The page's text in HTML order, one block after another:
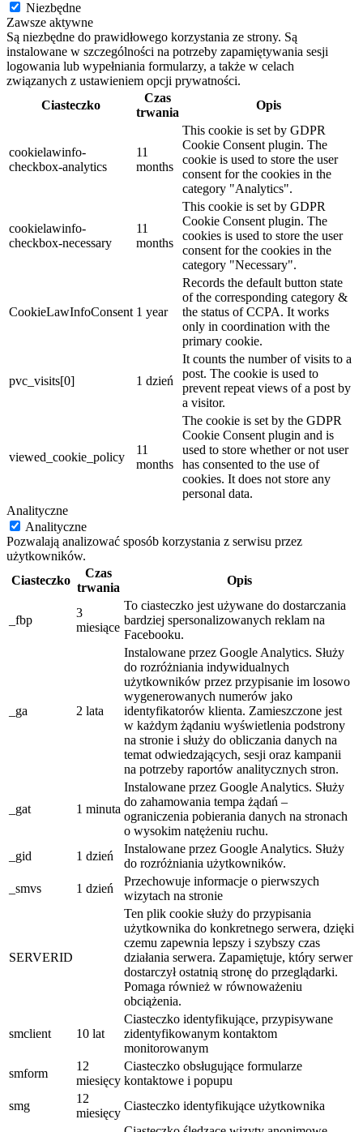
Niezbędne
Zawsze aktywne
Są niezbędne do prawidłowego korzystania ze strony. Są
instalowane w szczególności na potrzeby zapamiętywania sesji
logowania lub wypełniania formularzy, a także w celach
związanych z ustawieniem opcji prywatności.
Ciasteczko
Czas
trwania
Opis
cookielawinfo-
checkbox-analytics
11
months
This cookie is set by GDPR
Cookie Consent plugin. The
cookie is used to store the user
consent for the cookies in the
category "Analytics".
cookielawinfo-
checkbox-necessary
11
months
This cookie is set by GDPR
Cookie Consent plugin. The
cookies is used to store the user
consent for the cookies in the
category "Necessary".
CookieLawInfoConsent 1 year
Records the default button state
of the corresponding category &
the status of CCPA. It works
only in coordination with the
primary cookie.
pvc_visits[0] 1 dzień
It counts the number of visits to a
post. The cookie is used to
prevent repeat views of a post by
a visitor.
viewed_cookie_policy
11
months
The cookie is set by the GDPR
Cookie Consent plugin and is
used to store whether or not user
has consented to the use of
cookies. It does not store any
personal data.
Analityczne
Analityczne
Pozwalają analizować sposób korzystania z serwisu przez
użytkowników.
Ciasteczko
Czas
trwania
Opis
_fbp
3
miesiące
To ciasteczko jest używane do dostarczania
bardziej spersonalizowanych reklam na
Facebooku.
_ga 2 lata
Instalowane przez Google Analytics. Służy
do rozróżniania indywidualnych
użytkowników przez przypisanie im losowo
wygenerowanych numerów jako
identyfikatorów klienta. Zamieszczone jest
w każdym żądaniu wyświetlenia podstrony
na stronie i służy do obliczania danych na
temat odwiedzających, sesji oraz kampanii
na potrzeby raportów analitycznych stron.
_gat 1 minuta
Instalowane przez Google Analytics. Służy
do zahamowania tempa żądań –
ograniczenia pobierania danych na stronach
o wysokim natężeniu ruchu.
_gid
1 dzień
Instalowane przez Google Analytics. Służy
do rozróżniania użytkowników.
_smvs
1 dzień
Przechowuje informacje o pierwszych
wizytach na stronie
SERVERID
Ten plik cookie służy do przypisania
użytkownika do konkretnego serwera, dzięki
czemu zapewnia lepszy i szybszy czas
działania serwera. Zapamiętuje, który serwer
dostarczył ostatnią stronę do przeglądarki.
Pomaga również w równoważeniu
obciążenia.
smclient 10 lat
Ciasteczko identyfikujące, przypisywane
zidentyfikowanym kontaktom
monitorowanym
smform
12
miesięcy
Ciasteczko obsługujące formularze
kontaktowe i popupu
smg
12
miesięcy
Ciasteczko identyfikujące użytkownika